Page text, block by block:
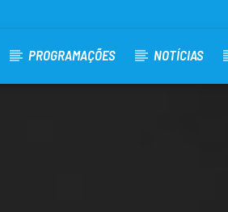
PROGRAMAÇÕES NOTÍCIAS